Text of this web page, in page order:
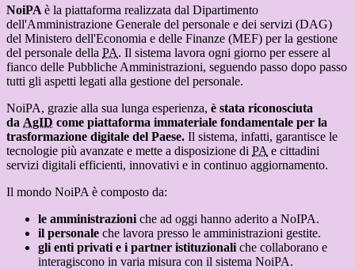
NoiPA è la piattaforma realizzata dal Dipartimento
dell'Amministrazione Generale del personale e dei servizi (DAG)
del Ministero dell'Economia e delle Finanze (MEF) per la gestione
del personale della PA. Il sistema lavora ogni giorno per essere al
fianco delle Pubbliche Amministrazioni, seguendo passo dopo passo
tutti gli aspetti legati alla gestione del personale.
NoiPA, grazie alla sua lunga esperienza, è stata riconosciuta
da AgID come piattaforma immateriale fondamentale per la
trasformazione digitale del Paese. Il sistema, infatti, garantisce le
tecnologie più avanzate e mette a disposizione di PA e cittadini
servizi digitali efficienti, innovativi e in continuo aggiornamento.
Il mondo NoiPA è composto da:
le amministrazioni che ad oggi hanno aderito a NoIPA.
il personale che lavora presso le amministrazioni gestite.
gli enti privati e i partner istituzionali che collaborano e
interagiscono in varia misura con il sistema NoiPA.